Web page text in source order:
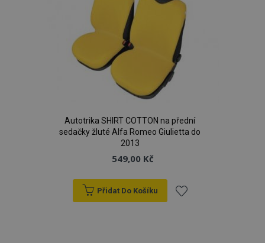
Autotrika SHIRT COTTON na přední
sedačky žluté Alfa Romeo Giulietta do
2013
549,00 Kč
Přidat Do Košíku